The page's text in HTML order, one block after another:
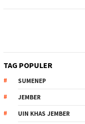
TAG POPULER
SUMENEP
JEMBER
UIN KHAS JEMBER